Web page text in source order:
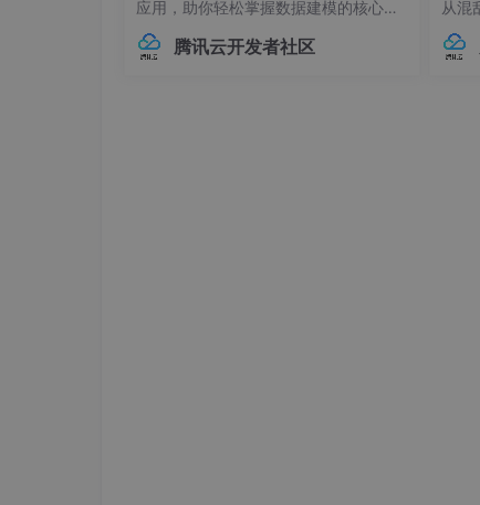
应用，助你轻松掌握数据建模的核心技
巧。## 内部对象：构建层级化数据结构
在Elasticsearch中，对象类型（Objec
腾讯云开发者社区
从混
本
中，